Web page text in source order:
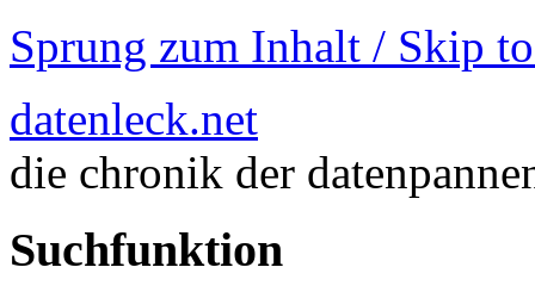
Sprung zum Inhalt / Skip
datenleck.net
die chronik der
Suchfunktion